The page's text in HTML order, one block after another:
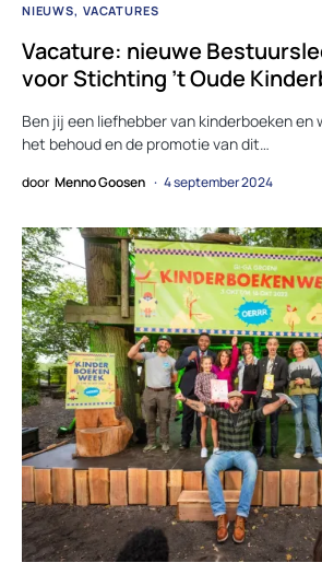
NIEUWS VACATURES
Vacature: nieuwe
voor Stichting ’t Oude
Ben jij een liefhebber van kinderboeken en
het behoud en de promotie van dit…
door Menno Goosen 4 september 2024